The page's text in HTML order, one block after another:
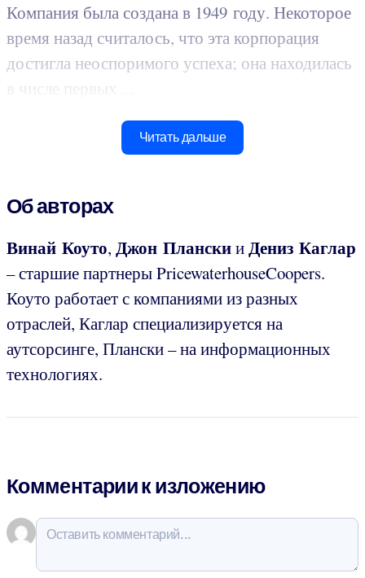
Компания была создана в 1949 году. Некоторое
время назад считалось, что эта корпорация
достигла неоспоримого успеха; она находилась
Читать дальше
Об авторах
Винай Коуто, Джон ПланскииДениз Каглар
– старшие партнеры PricewaterhouseCoopers.
Коуто работает с компаниями из разных
отраслей, Каглар специализируется на
аутсорсинге, Плански – на информационных
технологиях.
Комментарии к изложению